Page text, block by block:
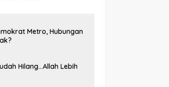
Metro, Hubungan
Hilang…Allah Lebih